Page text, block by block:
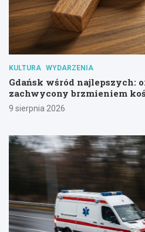
KULTURA WYDARZENIA
Gdańsk wśród najlepszych:
zachwycony brzmieniem
9 sierpnia 2026